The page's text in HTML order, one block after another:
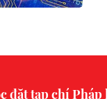
đặt tạp chí